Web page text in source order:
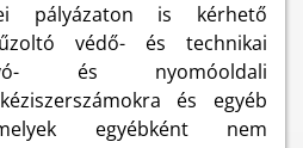
pályázaton is kérhető
védő- és technikai
és nyomóoldali
és egyéb
egyébként nem